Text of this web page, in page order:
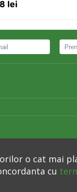
lei
–
o cat mai
cu